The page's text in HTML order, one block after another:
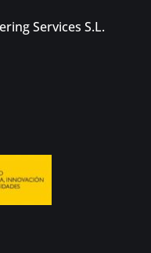
Services S.L.